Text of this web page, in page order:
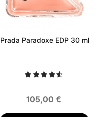
Prada Paradoxe EDP 30 ml
105,00 €